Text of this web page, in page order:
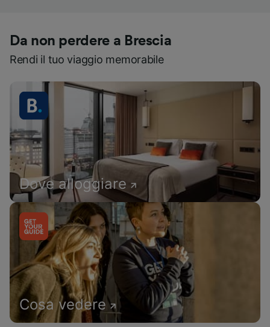
Da non perdere a Brescia
Rendi il tuo viaggio memorabile
Dove alloggiare
Cosa vedere